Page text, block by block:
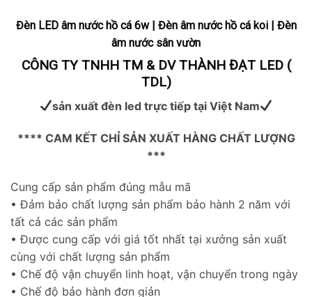
Đèn LED âm nước hồ cá 6w | Đèn âm nước hồ cá koi | Đèn
âm nước sân vườn
CÔNG TY TNHH TM & DV THÀNH ĐẠT LED (
TDL)
sản xuất đèn led trực tiếp tại Việt Nam
**** CAM KẾT CHỈ SẢN XUẤT HÀNG CHẤT LƯỢNG
***
Cung cấp sản phẩm đúng mẫu mã
• Đảm bảo chất lượng sản phẩm bảo hành 2 năm với
tất cả các sản phẩm
• Được cung cấp với giá tốt nhất tại xưởng sản xuất
cùng với chất lượng sản phẩm
• Chế độ vận chuyển linh hoạt, vận chuyển trong ngày
• Chế độ bảo hành đơn giản